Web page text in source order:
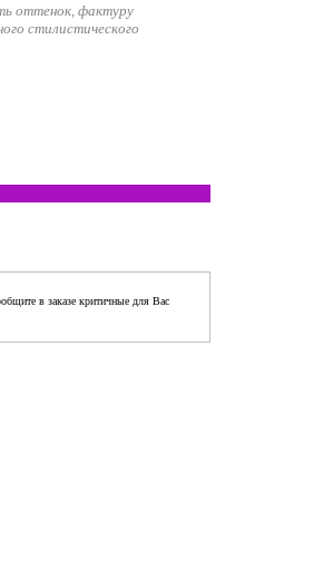
оттенок, фактуру
стилистического
в заказе критичные для Вас